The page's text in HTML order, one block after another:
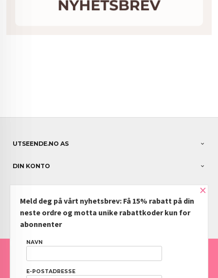
UTSEENDE.NO AS
DIN KONTO
PARTNERE
FRAKT KJØPSBETINGELSER SIKKERHET OG PERSONVERN
×
Meld deg på vårt nyhetsbrev: Få 15% rabatt på din
neste ordre og motta unike rabattkoder kun for
abonnenter
NAVN
E-POSTADRESSE